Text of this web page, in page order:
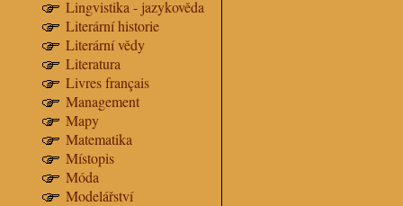
Lingvistika - jazykověda
Literární historie
Literární vědy
Literatura
Livres français
Management
Mapy
Matematika
Místopis
Móda
Modelářství